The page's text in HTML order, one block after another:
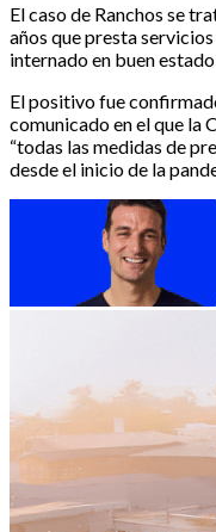
El caso de Ranchos se
años que presta
internado en buen
El positivo fue
comunicado en el que la
“todas las medidas de
desde el inicio de la